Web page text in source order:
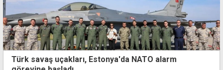
Türk savaş uçakları, Estonya'da NATO alarm